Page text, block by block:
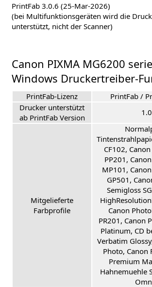
PrintFab 3.0.6 (25-Mar-2026)
(bei Multifunktionsgeräten wird die
unterstützt, nicht der Scanner)
Canon PIXMA MG6200
Windows Druckertreiber-
PrintFab-Lizenz
PrintFab /
Drucker unterstützt
ab PrintFab Version
Mitgelieferte
Farbprofile
CF102,
PP201,
MP101,
GP501,
Semigloss
Canon
PR201, Canon
Platinum, CD
Verbatim
Photo, Canon
Premium
Hahnemuehle